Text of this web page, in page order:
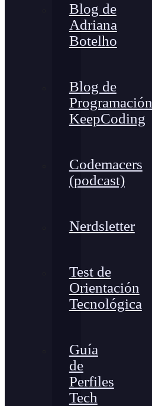
Blog de
Adriana
Botelho
Blog de
Programación
KeepCoding
Codemacers
(podcast)
Nerdsletter
Test de
Orientación
Tecnológica
Guía
de
Perfiles
Tech